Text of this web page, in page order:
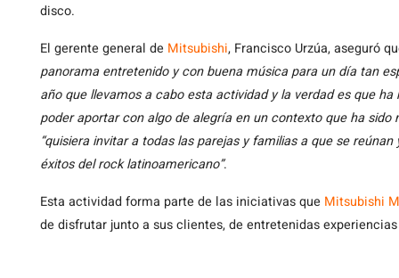
disco.
El gerente general de Mitsubishi, Francisco Urzúa, aseguró
panorama entretenido y con buena música para un día tan
año que llevamos a cabo esta actividad y la verdad es que
poder aportar con algo de alegría en un contexto que ha sido
“quisiera invitar a todas las parejas y familias a que se
éxitos del rock latinoamericano”.
Esta actividad forma parte de las iniciativas que Mitsubishi
de disfrutar junto a sus clientes, de entretenidas